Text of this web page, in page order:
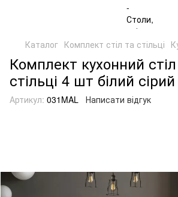
Каталог Комплект стіл та стільці
Комплект кухонний
стільці 4 шт білий сірий
Артикул: 031MAL Написати відгук